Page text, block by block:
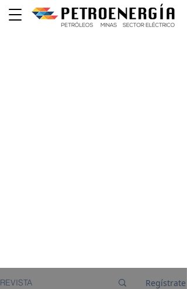
REVISTA Regístrate